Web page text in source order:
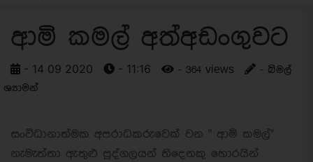
ආමි කමල් අත්අඩංගුවට
- 14 09 2020 - 11:16 - 364 views
- බිමල්
ශ්‍යාමන්
සංවිධානාත්මක අපරාධකරුවෙක් වන " ආමි කමල්"
නැමැත්තා ඇතුළු පුද්ගලයන් තිදෙනකු හොරයින්